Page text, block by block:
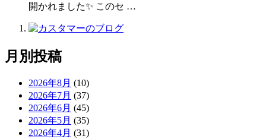
開かれました✨ このセ …
月別投稿
2026年8月 (10)
2026年7月 (37)
2026年6月 (45)
2026年5月 (35)
2026年4月 (31)